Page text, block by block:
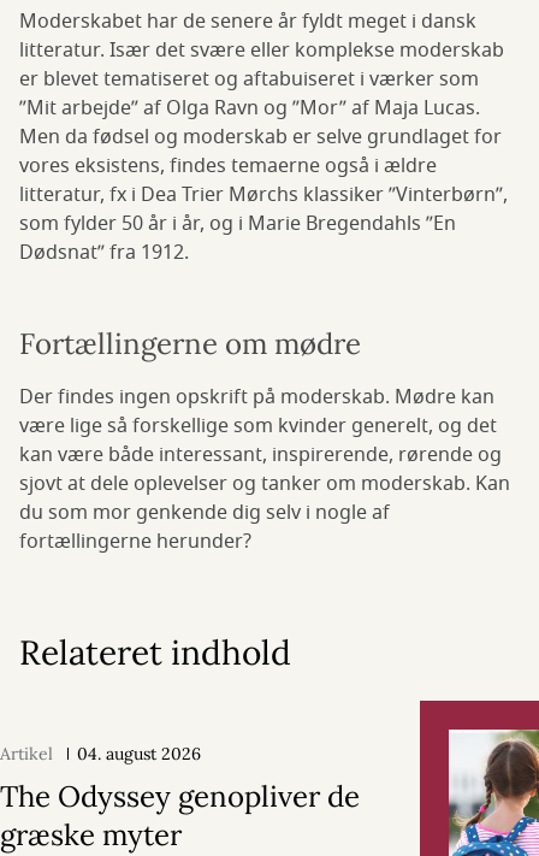
Moderskabet har de senere år fyldt meget i dansk
litteratur. Især det svære eller komplekse moderskab
er blevet tematiseret og aftabuiseret i værker som
”Mit arbejde” af Olga Ravn og ”Mor” af Maja Lucas.
Men da fødsel og moderskab er selve grundlaget for
vores eksistens, findes temaerne også i ældre
litteratur, fx i Dea Trier Mørchs klassiker ”Vinterbørn”,
som fylder 50 år i år, og i Marie Bregendahls ”En
Dødsnat” fra 1912.
Fortællingerne om mødre
Der findes ingen opskrift på moderskab. Mødre kan
være lige så forskellige som kvinder generelt, og det
kan være både interessant, inspirerende, rørende og
sjovt at dele oplevelser og tanker om moderskab. Kan
du som mor genkende dig selv i nogle af
fortællingerne herunder?
Relateret indhold
Artikel 04. august 2026
The Odyssey genopliver de
græske myter